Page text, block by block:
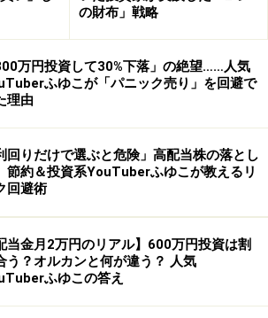
の財布」戦略
万円投資して30%下落」の絶望……人気
ふゆこが「パニック売り」を回避で
理由
回りだけで選ぶと危険」高配当株の落とし
節約＆投資系YouTuberふゆこが教えるリ
回避術
当金月2万円のリアル】600万円投資は割
う？オルカンと何が違う？ 人気
ふゆこの答え